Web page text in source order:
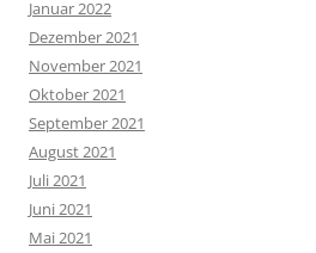
Januar 2022
Dezember 2021
November 2021
Oktober 2021
September 2021
August 2021
Juli 2021
Juni 2021
Mai 2021